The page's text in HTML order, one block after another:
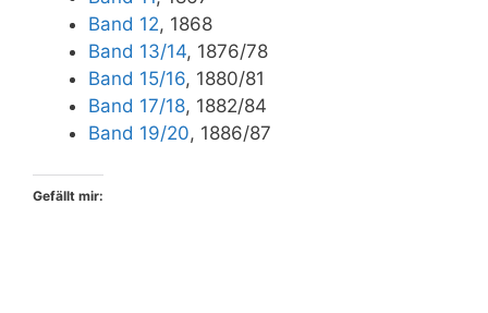
Band 12, 1868
Band 13/14, 1876/78
Band 15/16, 1880/81
Band 17/18, 1882/84
Band 19/20, 1886/87
Gefällt mir: